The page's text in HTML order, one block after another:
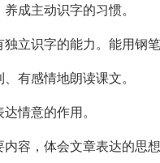
成主动识字的习惯。
立识字的能力。能用钢
有感情地朗读课文。
情意的作用。
容，体会文章表达的思